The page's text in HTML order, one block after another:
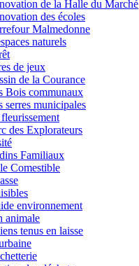
de la Halle du Marché
des écoles
Malmedonne
naturels
de jeux
de la Courance
Bois communaux
serres municipales
des Explorateurs
Familiaux
Comestible
environnement
animale
tenus en laisse